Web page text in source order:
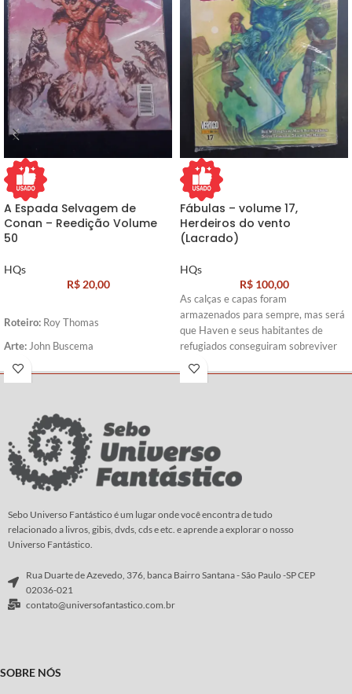
A Espada Selvagem de
Conan – Reedição Volume
50
HQs
R$20,00
Roteiro: Roy Thomas
Arte: John Buscema
Fábulas – volume 17,
Herdeiros do vento
(Lacrado)
HQs
R$100,00
As calças e capas foram
armazenados para sempre, mas será
que Haven e seus habitantes de
refugiados conseguiram sobreviver
ao ataque? O que serão das Fábulas a
partir de agora? Bigby e seus filhotes
Bufkin o macaco voador,se mete em
mais problemas, quando finalmente
chega a sua terra natal de Oz.
Roteiro:Bill Willingham
Arte: Vários artistas
Sebo Universo Fantástico é um lugar onde você encontra de tudo
relacionado a livros, gibis, dvds, cds e etc. e aprende a explorar o nosso
Universo Fantástico.
Rua Duarte de Azevedo, 376, banca Bairro Santana - São Paulo -SP CEP
02036-021
contato@universofantastico.com.br
SOBRE NÓS